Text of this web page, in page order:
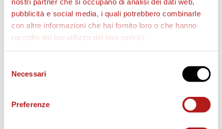
pubblicità e social media, i quali potrebbero combinarle
con altre informazioni che hai fornito loro o che hanno
raccolto dal tuo utilizzo dei loro servizi.
delNecessari
Preferenze
BIGLIETTI